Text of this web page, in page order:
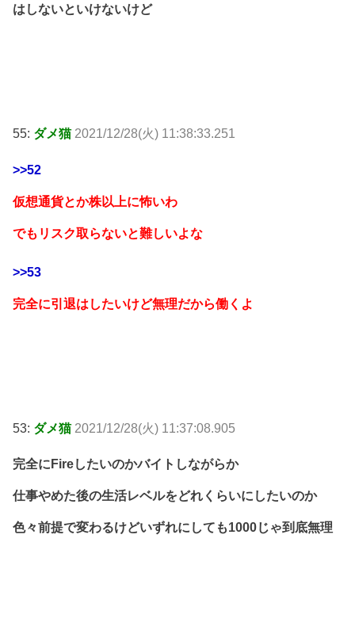
はしないといけないけど
55: ダメ猫 2021/12/28(火) 11:38:33.251
>>52
仮想通貨とか株以上に怖いわ
でもリスク取らないと難しいよな
>>53
完全に引退はしたいけど無理だから働くよ
53: ダメ猫 2021/12/28(火) 11:37:08.905
完全にFireしたいのかバイトしながらか
仕事やめた後の生活レベルをどれくらいにしたいのか
色々前提で変わるけどいずれにしても1000じゃ到底無理